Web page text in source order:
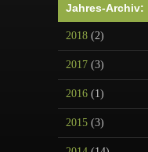
Jahres-Archiv:
2018 (2)
2017 (3)
2016 (1)
2015 (3)